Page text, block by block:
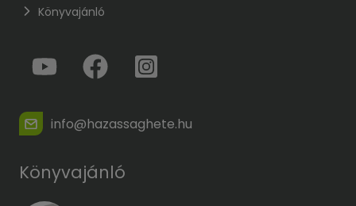
Könyvajánló
info@hazassaghete.hu
Könyvajánló